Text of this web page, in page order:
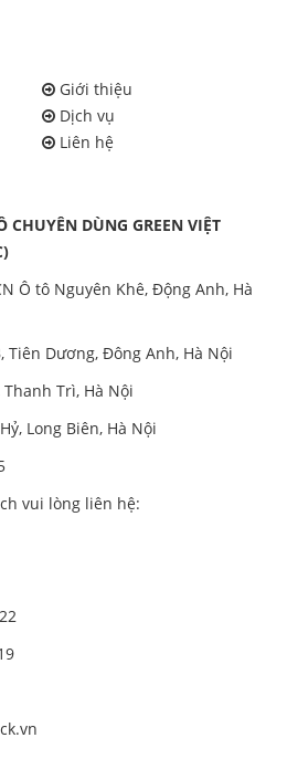
Giới thiệu
Dịch vụ
Liên hệ
CHUYÊN DÙNG GREEN VIỆT
Ô tô Nguyên Khê, Động Anh, Hà
Tiên Dương, Đông Anh, Hà Nội
Trì, Hà Nội
Long Biên, Hà Nội
vui lòng liên hệ: